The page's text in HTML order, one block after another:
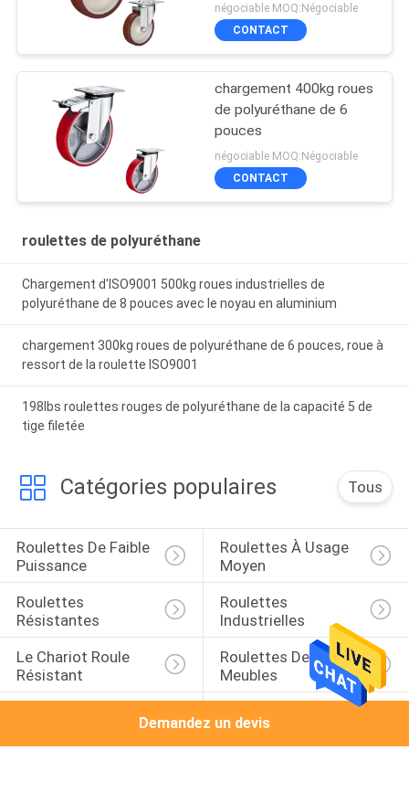
négociable MOQ:Négociable
CONTACT
chargement 400kg roues
de polyuréthane de 6
pouces
négociable MOQ:Négociable
CONTACT
roulettes de polyuréthane
Chargement d'ISO9001 500kg roues industrielles de
polyuréthane de 8 pouces avec le noyau en aluminium
chargement 300kg roues de polyuréthane de 6 pouces, roue à
ressort de la roulette ISO9001
198lbs roulettes rouges de polyuréthane de la capacité 5 de
tige filetée
Catégories populaires Tous
Roulettes De Faible
Puissance
Roulettes À Usage
Moyen
Roulettes
Résistantes
Roulettes
Industrielles
Le Chariot Roule
Résistant
Roulettes De
Meubles
Roulettes Médicales
Caoutchouc
Demandez un devis